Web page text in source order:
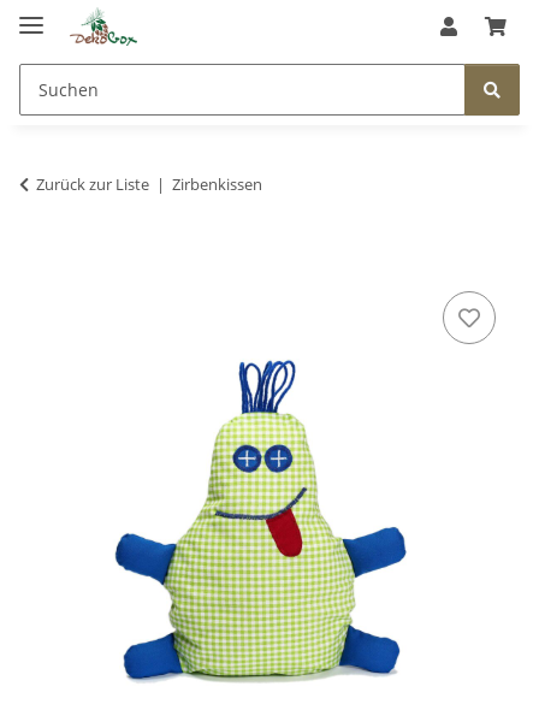
Zurück zur Liste Zirbenkissen